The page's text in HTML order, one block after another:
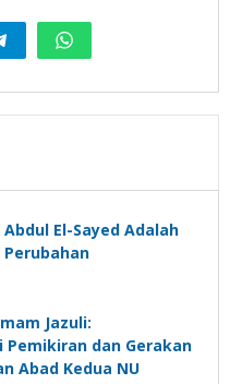
El-Sayed Adalah
Jazuli:
dan Gerakan
Abad Kedua NU